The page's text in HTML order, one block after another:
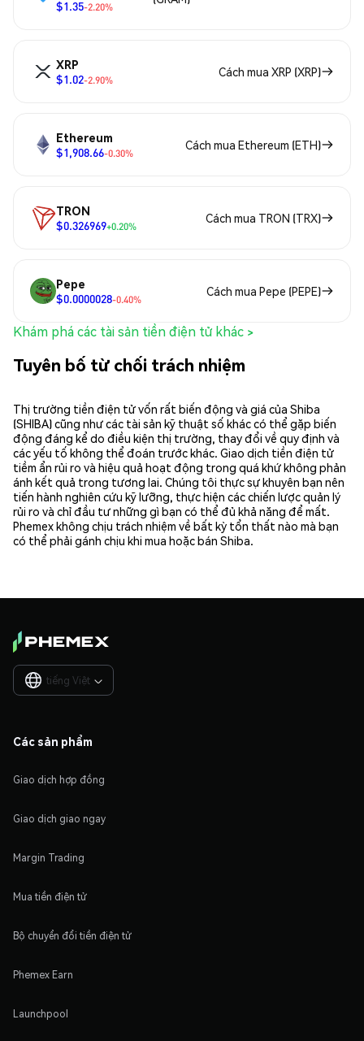
$1.35-2.20%
XRP
$1.02-2.90%
Cách mua XRP (XRP)
Ethereum
$1,908.66-0.30%
Cách mua Ethereum (ETH)
TRON
$0.326969+0.20%
Cách mua TRON (TRX)
Pepe
$0.0000028-0.40%
Cách mua Pepe (PEPE)
Khám phá các tài sản tiền điện tử khác >
Tuyên bố từ chối trách nhiệm
Thị trường tiền điện tử vốn rất biến động và giá của Shiba
(SHIBA) cũng như các tài sản kỹ thuật số khác có thể gặp biến
động đáng kể do điều kiện thị trường, thay đổi về quy định và
các yếu tố không thể đoán trước khác. Giao dịch tiền điện tử
tiềm ẩn rủi ro và hiệu quả hoạt động trong quá khứ không phản
ánh kết quả trong tương lai. Chúng tôi thực sự khuyên bạn nên
tiến hành nghiên cứu kỹ lưỡng, thực hiện các chiến lược quản lý
rủi ro và chỉ đầu tư những gì bạn có thể đủ khả năng để mất.
Phemex không chịu trách nhiệm về bất kỳ tổn thất nào mà bạn
có thể phải gánh chịu khi mua hoặc bán Shiba.
tiếng Việt 
Các sản phẩm
Giao dịch hợp đồng
Giao dịch giao ngay
Margin Trading
Mua tiền điện tử
Bộ chuyển đổi tiền điện tử
Phemex Earn
Launchpool